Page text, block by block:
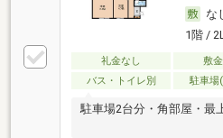
な
1階 /
礼金なし 敷
バス・トイレ別
駐車場
駐車場2台分・角部屋・最